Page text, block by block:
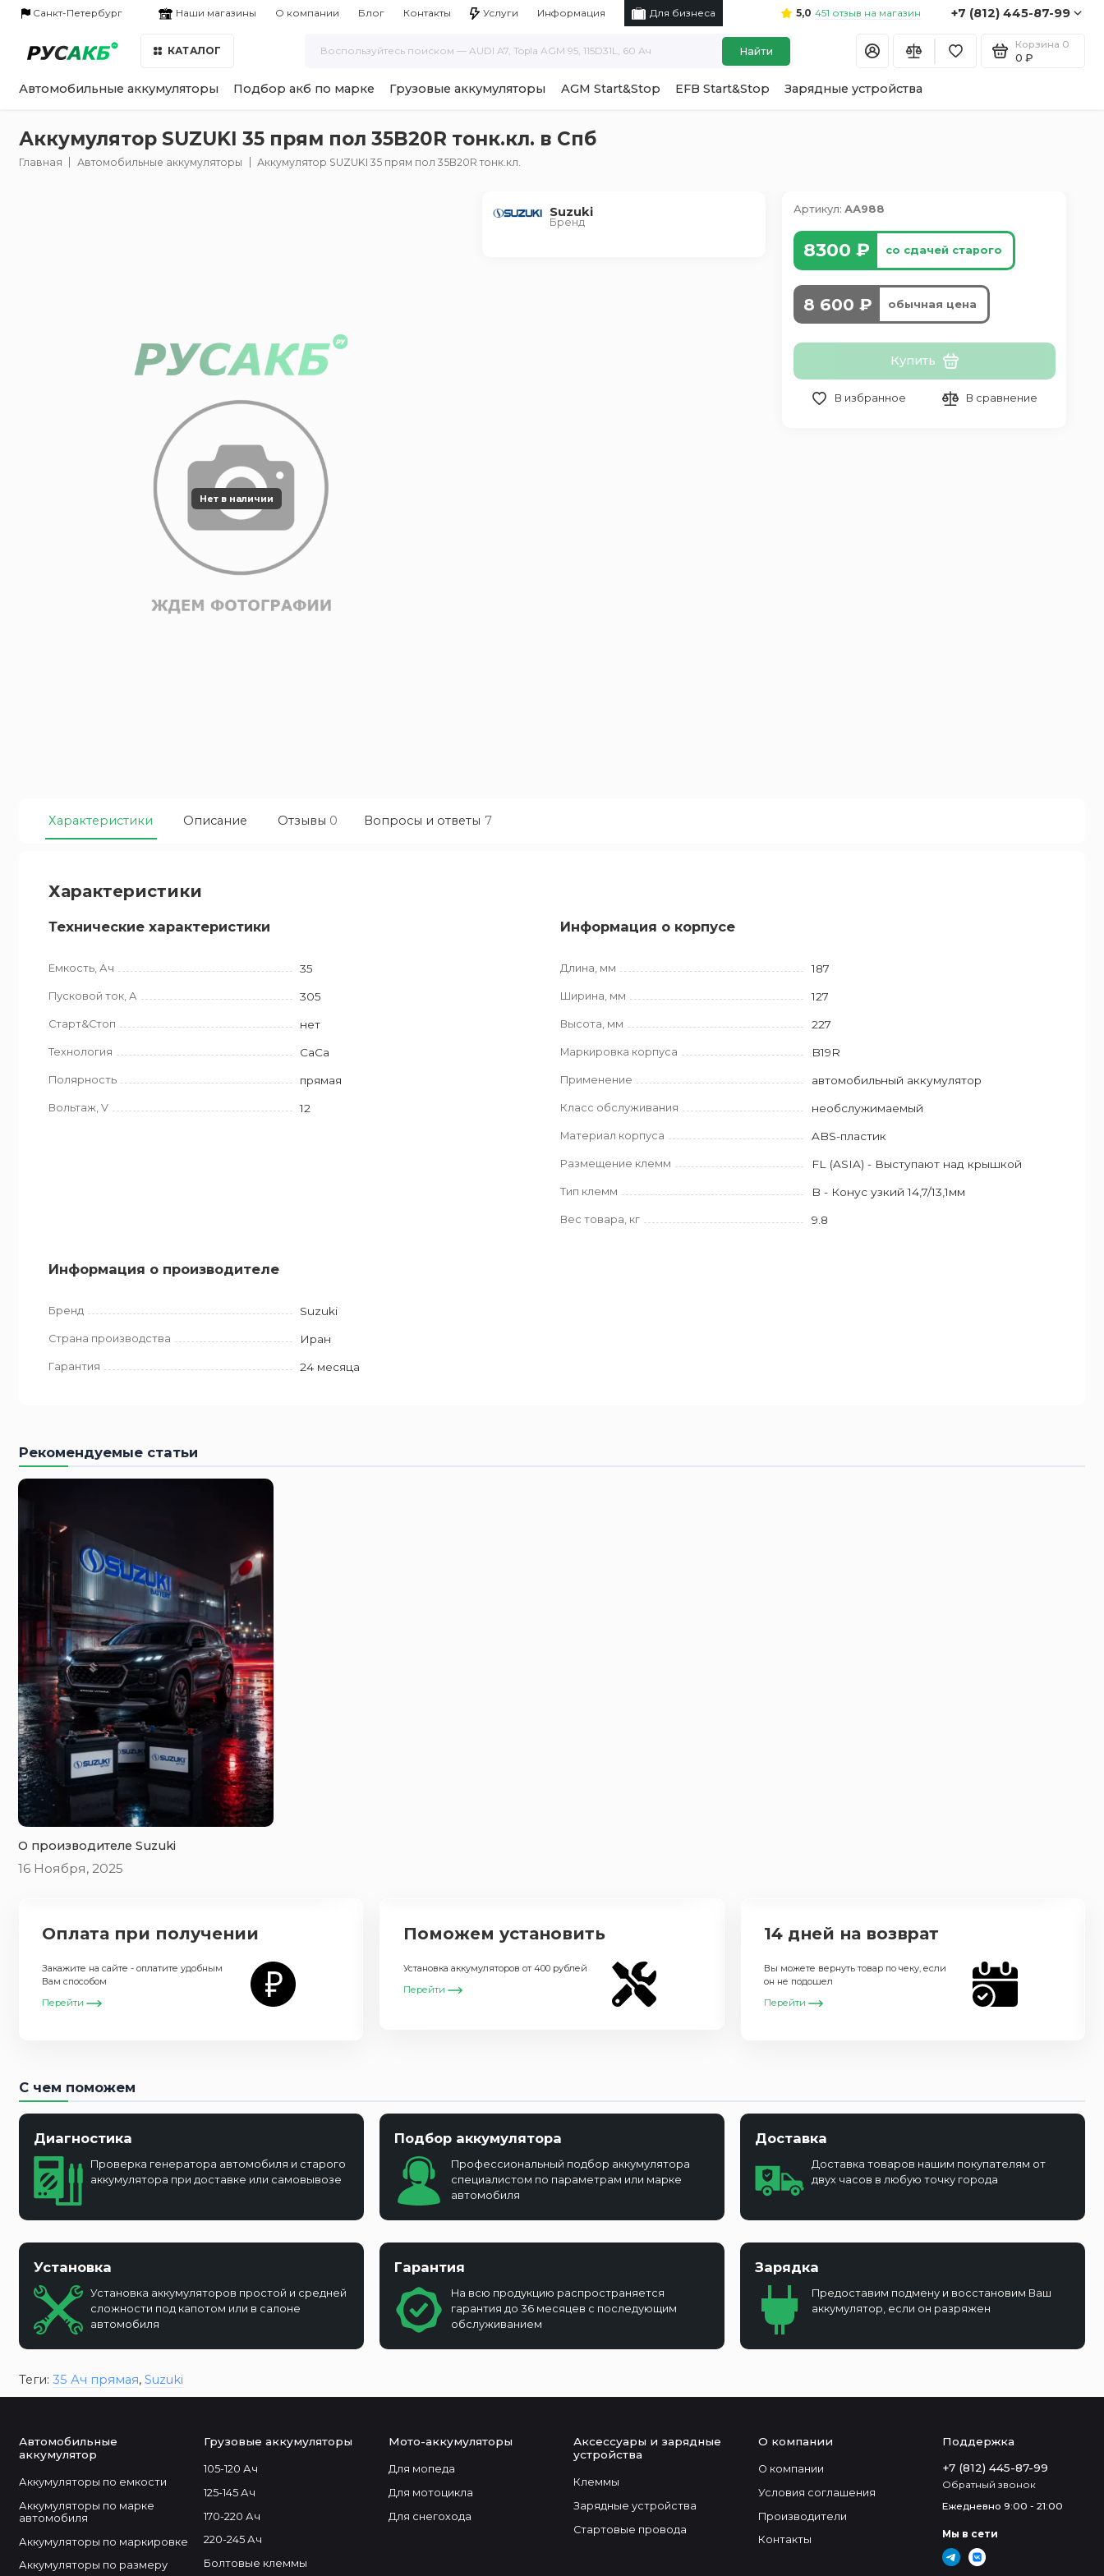
Санкт-Петербург Наши магазины О компании Блог Контакты Услуги Информация Для бизнеса 5,0 451 отзыв на магазин +7 (812) 445-87-99
КАТАЛОГ Найти
Корзина 0
0 ₽
Автомобильные аккумуляторы Подбор акб по марке Грузовые аккумуляторы AGM Start&Stop EFB Start&Stop Зарядные устройства
Аккумулятор SUZUKI 35 прям пол 35B20R тонк.кл. в Спб
Главная Автомобильные аккумуляторы Аккумулятор SUZUKI 35 прям пол 35B20R тонк.кл.
Нет в наличии
Suzuki
Бренд
Артикул:АА988
8300 ₽ со сдачей старого
8 600 ₽ обычная цена
Купить
В избранное В сравнение
Характеристики Описание Отзывы 0 Вопросы и ответы 7
Характеристики
Технические характеристики
Емкость, Ач 35
Пусковой ток, А 305
Старт&Стоп нет
Технология CaCa
Полярность прямая
Вольтаж, V 12
Информация о корпусе
Длина, мм 187
Ширина, мм 127
Высота, мм 227
Маркировка корпуса B19R
Применение автомобильный аккумулятор
Класс обслуживания необслужимаемый
Материал корпуса ABS-пластик
Размещение клемм FL (ASIA) - Выступают над крышкой
Тип клемм B - Конус узкий 14,7/13,1мм
Вес товара, кг 9.8
Информация о производителе
Бренд Suzuki
Страна производства Иран
Гарантия 24 месяца
Рекомендуемые статьи
O производителе Suzuki
16 Ноября, 2025
Оплата при получении
Закажите на сайте - оплатите удобным
Вам способом
Перейти
Поможем установить
Установка аккумуляторов от 400 рублей
Перейти
14 дней на возврат
Вы можете вернуть товар по чеку, если
он не подошел
Перейти
С чем поможем
Диагностика
Проверка генератора автомобиля и старого
аккумулятора при доставке или самовывозе
Подбор аккумулятора
Профессиональный подбор аккумулятора
специалистом по параметрам или марке
автомобиля
Доставка
Доставка товаров нашим покупателям от
двух часов в любую точку города
Установка
Установка аккумуляторов простой и средней
сложности под капотом или в салоне
автомобиля
Гарантия
На всю продукцию распространяется
гарантия до 36 месяцев с последующим
обслуживанием
Зарядка
Предоставим подмену и восстановим Ваш
аккумулятор, если он разряжен
Теги: 35 Ач прямая, Suzuki
Автомобильные
аккумулятор
Аккумуляторы по емкости
Аккумуляторы по марке
автомобиля
Аккумуляторы по маркировке
Аккумуляторы по размеру
Грузовые аккумуляторы
105-120 Ач
125-145 Ач
170-220 Ач
220-245 Ач
Болтовые клеммы
Мото-аккумуляторы
Для мопеда
Для мотоцикла
Для снегохода
Аксессуары и зарядные
устройства
Клеммы
Зарядные устройства
Стартовые провода
О компании
О компании
Условия соглашения
Производители
Контакты
Поддержка
+7 (812) 445-87-99
Обратный звонок
Ежедневно 9:00 - 21:00
Мы в сети